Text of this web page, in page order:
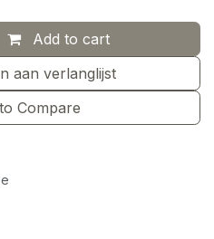
Add to cart
Compare
aan verlanglijst